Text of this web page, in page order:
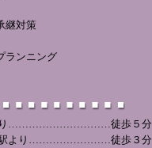
継対策
ランニング
より…………………………徒歩５分
駅より……………………徒歩３分